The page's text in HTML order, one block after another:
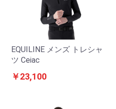
EQUILINE メンズ トレシャ
ツ Ceiac
￥23,100